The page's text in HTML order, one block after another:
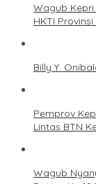
Wagub Kepri
HKTI Provinsi
Billy Y.
Pemprov
Lintas BTN
Wagub